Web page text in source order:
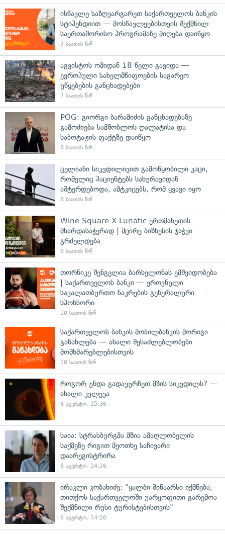
ისწავლე საზღვარგარეთ საქართველოს ბანკის
სტიპენდიით — მოსწავლეებისთვის შექმნილ
საერთაშორისო პროგრამაზე მიღება დაიწყო
7 საათის წინ
აგვისტოს ომიდან 18 წელი გავიდა —
ევროპული სახელმწიფოების საგარეო
უწყებების განცხადებები
7 საათის წინ
POG: გიორგი ბარამიძის განცხადებაზე
გამოძიება სამშობლოს ღალატისა და
საბოტაჟის ფაქტზე დაიწყო
8 საათის წინ
ცელიანი სიკვდილივით გამოწყობილი კაცი,
რომელიც პაციენტებს სახურავიდან
აშტერდებოდა, ამტკიცებს, რომ ყვავი იყო
8 საათის წინ
Wine Square X Lunatic ერთმანეთის
მხარდასაჭერად | მცირე ბიზნესის ჯაჭვი
გრძელდება
9 საათის წინ
თორნიკე შენგელია ბარსელონას ემშვიდობება
| საქართველოს ბანკი — ეროვნული
საკალათბურთო ნაკრების გენერალური
სპონსორი
10 საათის წინ
საქართველოს ბანკის მობილბანკის მორიგი
განახლება — ახალი შესაძლებლობები
მომხმარებლებისთვის
10 საათის წინ
როგორ უნდა გადავურჩეთ მზის სიკვდილს? —
ახალი კვლევა
6 აგვისტო, 15:36
საია: სტრასბურგმა მზია ამაღლობელის
საქმეზე რიგით მეოთხე საჩივარი
დაარეგისტრირა
6 აგვისტო, 14:26
ირაკლი კობახიძე: "ყალბი შინაარსი იქმნება,
თითქოს საქართველოში უარყოფითი გარემოა
შექმნილი რუსი ტურისტებისთვის"
6 აგვისტო, 14:20